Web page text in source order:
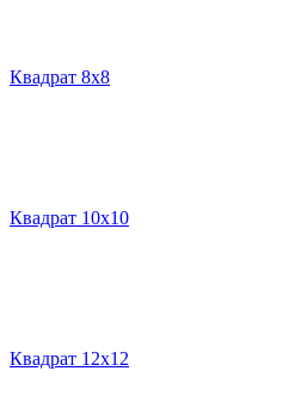
Квадрат 8х8
Квадрат 10х10
Квадрат 12х12